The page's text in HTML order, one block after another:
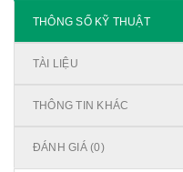
THÔNG SỐ KỸ THUẬT
TÀI LIỆU
THÔNG TIN KHÁC
ĐÁNH GIÁ (0)